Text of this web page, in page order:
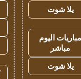
يلا شوت
مباريات اليوم
مباشر
يلا شوت